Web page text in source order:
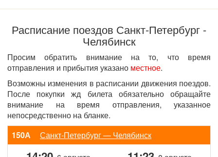
Расписание поездов Санкт-Петербург -
Челябинск
Просим обратить внимание на то, что время
отправления и прибытия указано местное.
Возможны изменения в расписании движения поездов.
После покупки жд билета обязательно обращайте
внимание на время отправления, указанное
непосредственно на бланке.
150А
Санкт-Петербург — Челябинск